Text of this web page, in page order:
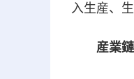
入生産、
産業鏈